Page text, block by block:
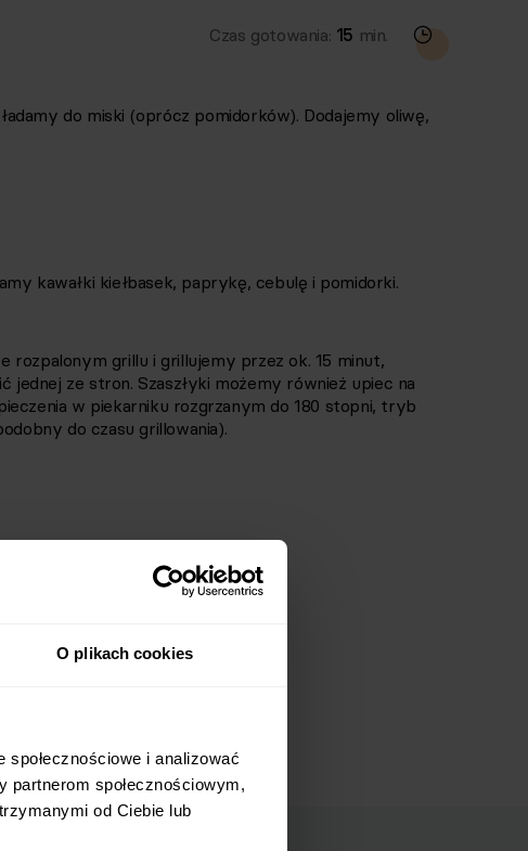
O plikach cookies
i analizować
społecznościowym,
od Ciebie lub
Czas gotowania: 15 min.
do miski (oprócz pomidorków). Dodajemy oliwę,
kawałki kiełbasek, paprykę, cebulę i pomidorki.
rozpalonym grillu i grillujemy przez ok. 15 minut,
jednej ze stron. Szaszłyki możemy również upiec na
w piekarniku rozgrzanym do 180 stopni, tryb
do czasu grillowania).